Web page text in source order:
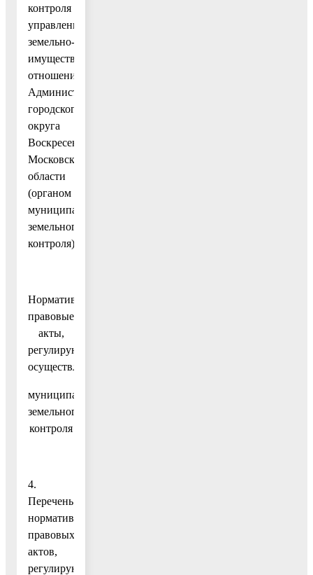
контроля
управления
земельно-
имущественных
отношений
Администрации
городского
округа
Воскресенск
Московской
области
(органом
муниципального
земельного
контроля).
Нормативные
правовые
акты,
регулирующие
осуществление
муниципального
земельного
контроля
4.
Перечень
нормативных
правовых
актов,
регулирующих